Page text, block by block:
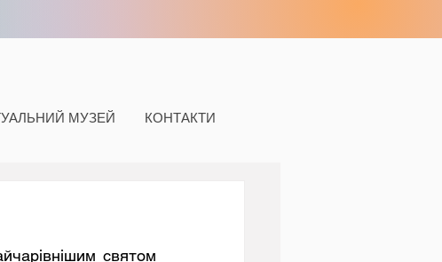
МУЗЕЙ КОНТАКТИ